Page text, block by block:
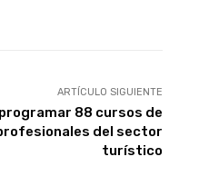
ARTÍCULO SIGUIENTE
88 cursos de
del sector
turístico